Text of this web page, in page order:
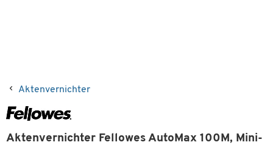
Aktenvernichter
Aktenvernichter Fellowes AutoMax 100M, Mini-